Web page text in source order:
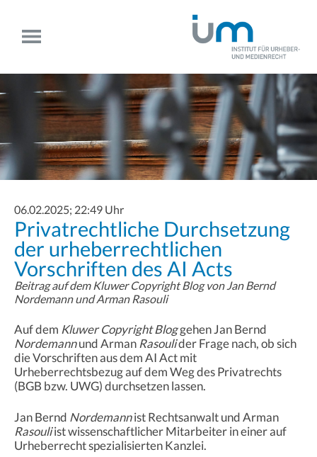
06.02.2025; 22:49 Uhr
Privatrechtliche Durchsetzung
der urheberrechtlichen
Vorschriften des AI Acts
Beitrag auf dem Kluwer Copyright Blog von Jan Bernd
Nordemann und Arman Rasouli
Auf dem Kluwer Copyright Bloggehen Jan Bernd
Nordemannund Arman Rasoulider Frage nach, ob sich
die Vorschriften aus dem AI Act mit
Urheberrechtsbezug auf dem Weg des Privatrechts
(BGB bzw. UWG) durchsetzen lassen.
Jan Bernd Nordemannist Rechtsanwalt und Arman
Rasouliist wissenschaftlicher Mitarbeiter in einer auf
Urheberrecht spezialisierten Kanzlei.